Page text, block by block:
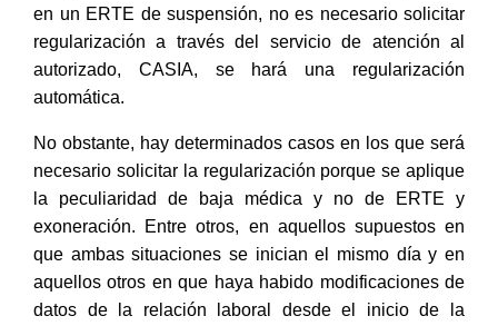
en un ERTE de suspensión, no es necesario solicitar
regularización a través del servicio de atención al
autorizado, CASIA, se hará una regularización
automática.
No obstante, hay determinados casos en los que será
necesario solicitar la regularización porque se aplique
la peculiaridad de baja médica y no de ERTE y
exoneración. Entre otros, en aquellos supuestos en
que ambas situaciones se inician el mismo día y en
aquellos otros en que haya habido modificaciones de
datos de la relación laboral desde el inicio de la